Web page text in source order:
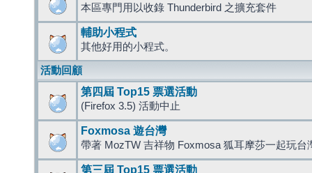
本區專門用以收錄 Thunderbird 之擴充套件
輔助小程式
其他好用的小程式。
活動回顧
第四屆 Top15 票選活動
(Firefox 3.5) 活動中止
Foxmosa 遊台灣
帶著 MozTW 吉祥物 Foxmosa 狐耳摩莎一起玩台
第三屆 Top15 票選活動